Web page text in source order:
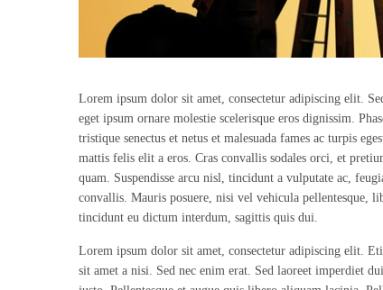
Lorem ipsum dolor sit amet, consectetur adipiscing elit.
eget ipsum ornare molestie scelerisque eros dignissim.
tristique senectus et netus et malesuada fames ac turpis
mattis felis elit a eros. Cras convallis sodales orci, et
quam. Suspendisse arcu nisl, tincidunt a vulputate ac,
convallis. Mauris posuere, nisi vel vehicula pellentesque,
tincidunt eu dictum interdum, sagittis quis dui.
Lorem ipsum dolor sit amet, consectetur adipiscing elit.
sit amet a nisi. Sed nec enim erat. Sed laoreet imperdiet